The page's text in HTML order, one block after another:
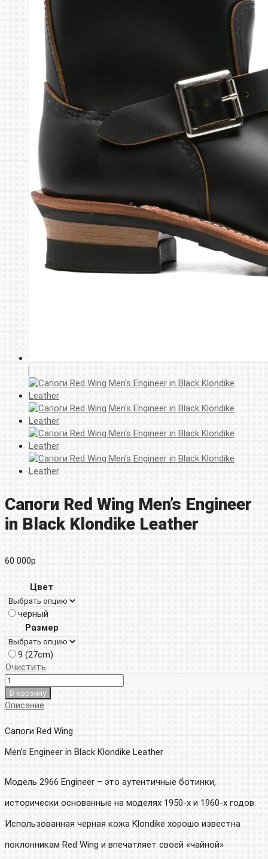
Сапоги Red Wing Men’s Engineer
in Black Klondike Leather
60 000р
Цвет
черный
Размер
9 (27cm)
Очистить
В корзину
Описание
Сапоги Red Wing
Men’s Engineer in Black Klondike Leather
Модель 2966 Engineer – это аутентичные ботинки,
исторически основанные на моделях 1950-х и 1960-х годов.
Использованная черная кожа Klondike хорошо известна
поклонникам Red Wing и впечатляет своей «чайной»